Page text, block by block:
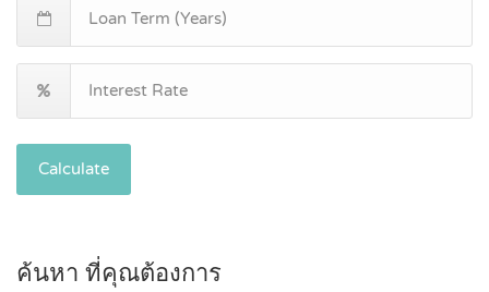
Calculate
ค้นหา ที่คุณต้องการ